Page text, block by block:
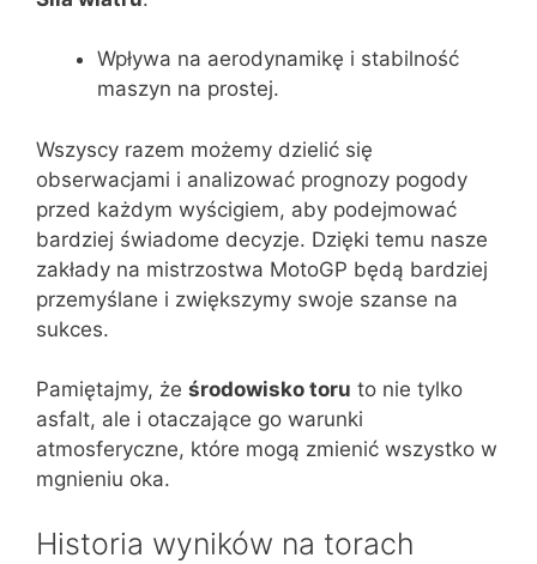
Wpływa na aerodynamikę i stabilność
maszyn na prostej.
Wszyscy razem możemy dzielić się
obserwacjami i analizować prognozy pogody
przed każdym wyścigiem, aby podejmować
bardziej świadome decyzje. Dzięki temu nasze
zakłady na mistrzostwa MotoGP będą bardziej
przemyślane i zwiększymy swoje szanse na
sukces.
Pamiętajmy, że środowisko toru to nie tylko
asfalt, ale i otaczające go warunki
atmosferyczne, które mogą zmienić wszystko w
mgnieniu oka.
Historia wyników na torach